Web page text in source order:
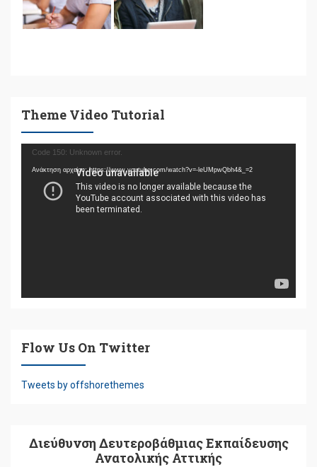
Theme Video Tutorial
Πρόγραμμα
Αναπαραγωγής
Βίντεο
Code 150: Unknown error.
Ανάκτηση αρχείου: https://www.youtube.com/watch?v=-leUMpwQbh4&_=2
Flow Us On Twitter
Tweets by offshorethemes
Διεύθυνση Δευτεροβάθμιας Εκπαίδευσης
Ανατολικής Αττικής